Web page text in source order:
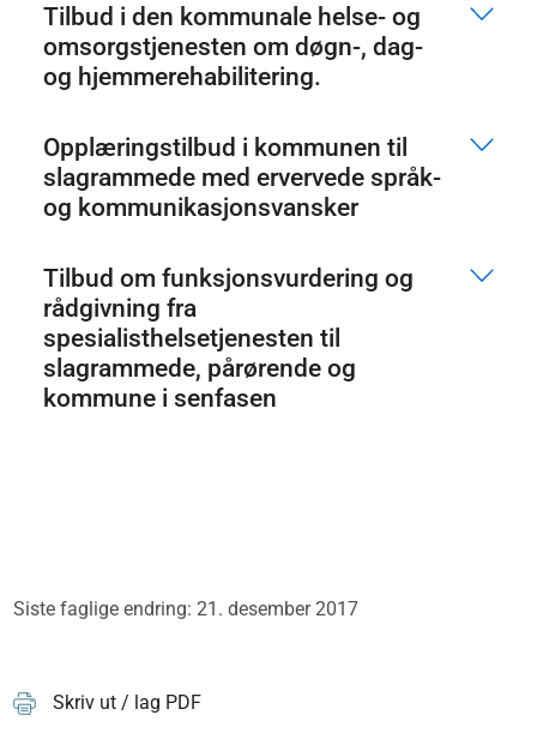
Tilbud i den kommunale helse- og
omsorgstjenesten om døgn-, dag-
og hjemmerehabilitering.
Opplæringstilbud i kommunen til
slagrammede med ervervede språk-
og kommunikasjonsvansker
Tilbud om funksjonsvurdering og
rådgivning fra
spesialisthelsetjenesten til
slagrammede, pårørende og
kommune i senfasen
Siste faglige endring: 21. desember 2017
Skriv ut / lag PDF